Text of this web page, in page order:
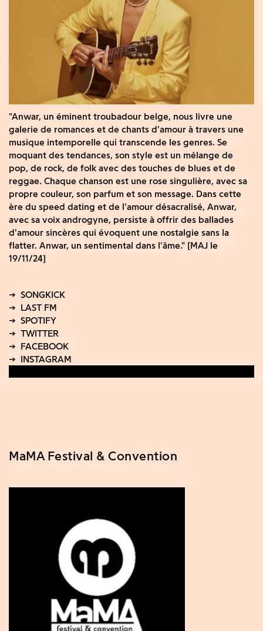
"Anwar, un éminent troubadour belge, nous livre une
galerie de romances et de chants d'amour à travers une
musique intemporelle qui transcende les genres. Se
moquant des tendances, son style est un mélange de
pop, de rock, de folk avec des touches de blues et de
reggae. Chaque chanson est une rose singulière, avec sa
propre couleur, son parfum et son message. Dans cette
ère du speed dating et de l'amour désacralisé, Anwar,
avec sa voix androgyne, persiste à offrir des ballades
d'amour sincères qui évoquent une nostalgie sans la
flatter. Anwar, un sentimental dans l'âme." [MAJ le
19/11/24]
MaMA Festival & Convention